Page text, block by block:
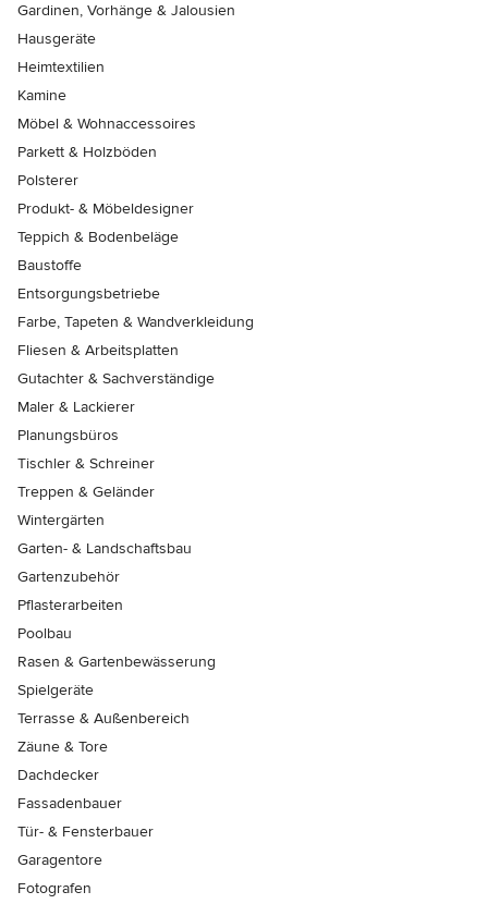
Gardinen, Vorhänge & Jalousien
Hausgeräte
Heimtextilien
Kamine
Möbel & Wohnaccessoires
Parkett & Holzböden
Polsterer
Produkt- & Möbeldesigner
Teppich & Bodenbeläge
Baustoffe
Entsorgungsbetriebe
Farbe, Tapeten & Wandverkleidung
Fliesen & Arbeitsplatten
Gutachter & Sachverständige
Maler & Lackierer
Planungsbüros
Tischler & Schreiner
Treppen & Geländer
Wintergärten
Garten- & Landschaftsbau
Gartenzubehör
Pflasterarbeiten
Poolbau
Rasen & Gartenbewässerung
Spielgeräte
Terrasse & Außenbereich
Zäune & Tore
Dachdecker
Fassadenbauer
Tür- & Fensterbauer
Garagentore
Fotografen